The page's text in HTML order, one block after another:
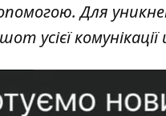
Для
усієї